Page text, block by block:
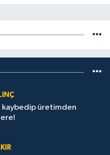
kaybedip üretimden